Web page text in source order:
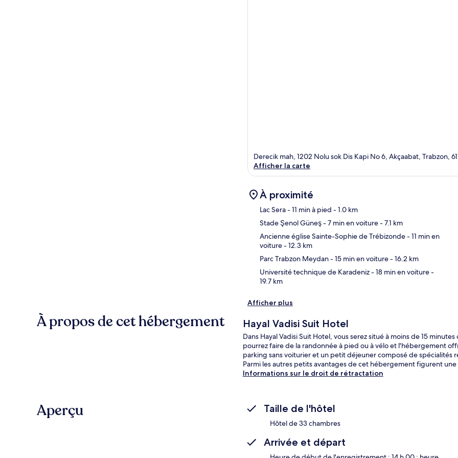
Derecik mah, 1202 Nolu sok Dis Kapi No 6, Akçaabat, Trabzon,
Afficher la carte
À proximité
Lac Sera- 11 min à pied - 1.0 km
Stade Şenol Güneş- 7 min en voiture- 7.1 km
Ancienne église Sainte-Sophie de Trébizonde- 11 min en
voiture- 12.3 km
Parc Trabzon Meydan- 15 min en voiture- 16.2 km
Université technique de Karadeniz- 18 min en voiture-
19.7 km
Afficher plus
À propos de cet hébergement Hayal Vadisi Suit Hotel
Dans Hayal Vadisi Suit Hotel, vous serez situé à moins de 15
pourrez faire de la randonnée à pied ou à vélo et l'hébergement
parking sans voiturier et un petit déjeuner composé de spécialités
Parmi les autres petits avantages de cet hébergement figurent
Informations sur le droit de rétractation
Aperçu Taille de l'hôtel
Hôtel de 33 chambres
Arrivée et départ